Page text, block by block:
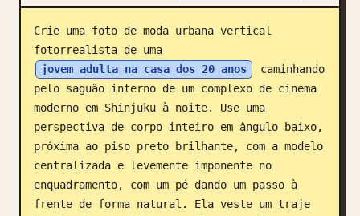
Blog
Atualizações
Crie uma foto de moda urbana vertical
fotorrealista de uma
jovem adulta na casa dos 20 anos
caminhando
pelo saguão interno de um complexo de cinema
moderno em Shinjuku à noite. Use uma
perspectiva de corpo inteiro em ângulo baixo,
próxima ao piso preto brilhante, com a modelo
centralizada e levemente imponente no
enquadramento, com um pé dando um passo à
frente de forma natural. Ela veste um traje